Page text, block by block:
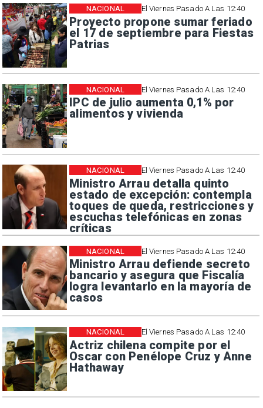
El Viernes Pasado A Las 12:40
Proyecto propone sumar feriado
el 17 de septiembre para Fiestas
Patrias
NACIONAL
El Viernes Pasado A Las 12:40
IPC de julio aumenta 0,1% por
alimentos y vivienda
NACIONAL
El Viernes Pasado A Las 12:40
Ministro Arrau detalla quinto
estado de excepción: contempla
toques de queda, restricciones y
escuchas telefónicas en zonas
críticas
NACIONAL
El Viernes Pasado A Las 12:40
Ministro Arrau defiende secreto
bancario y asegura que Fiscalía
logra levantarlo en la mayoría de
casos
NACIONAL
El Viernes Pasado A Las 12:40
Actriz chilena compite por el
Oscar con Penélope Cruz y Anne
Hathaway
NACIONAL